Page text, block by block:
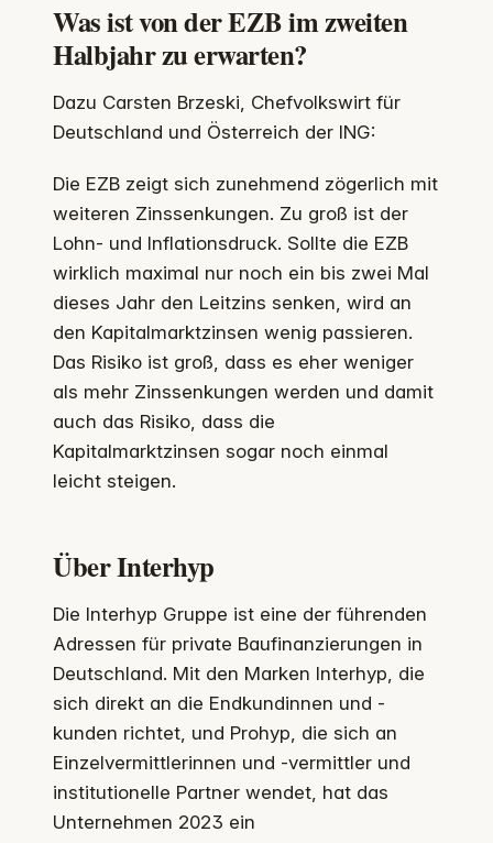
Was ist von der EZB im zweiten
Halbjahr zu erwarten?
Dazu Carsten Brzeski, Chefvolkswirt für
Deutschland und Österreich der ING:
Die EZB zeigt sich zunehmend zögerlich mit
weiteren Zinssenkungen. Zu groß ist der
Lohn- und Inflationsdruck. Sollte die EZB
wirklich maximal nur noch ein bis zwei Mal
dieses Jahr den Leitzins senken, wird an
den Kapitalmarktzinsen wenig passieren.
Das Risiko ist groß, dass es eher weniger
als mehr Zinssenkungen werden und damit
auch das Risiko, dass die
Kapitalmarktzinsen sogar noch einmal
leicht steigen.
Über Interhyp
Die Interhyp Gruppe ist eine der führenden
Adressen für private Baufinanzierungen in
Deutschland. Mit den Marken Interhyp, die
sich direkt an die Endkundinnen und -
kunden richtet, und Prohyp, die sich an
Einzelvermittlerinnen und -vermittler und
institutionelle Partner wendet, hat das
Unternehmen 2023 ein